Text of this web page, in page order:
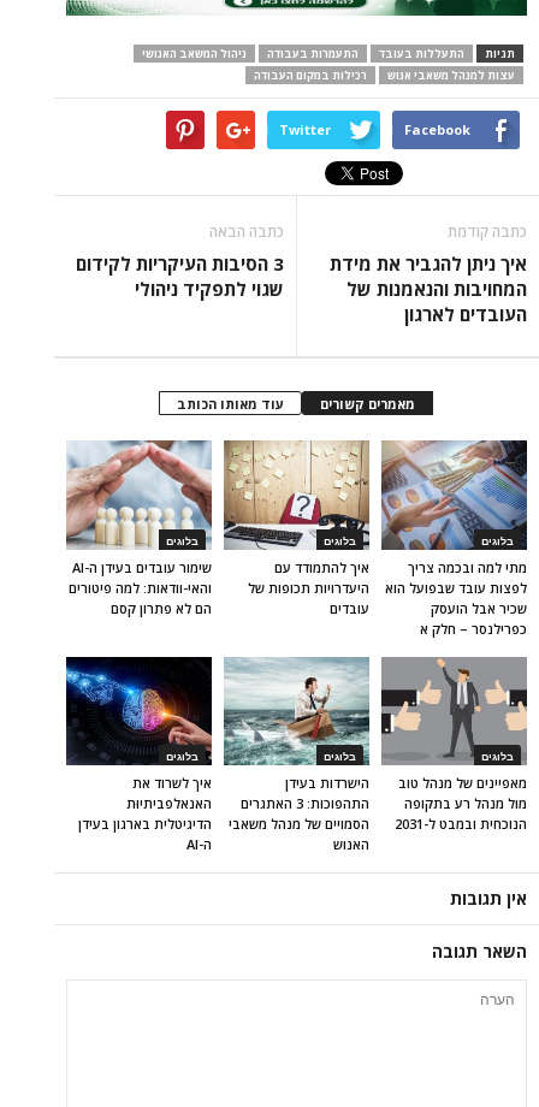
תגיות התעללות בעובד התעמרות בעבודה
ניהול המשאב האנושי
עצות למנהל משאבי אנוש
רכילות במקום העבודה
Facebook
Twitter
כתבה קודמת
איך ניתן להגביר את מידת
המחויבות והנאמנות של
העובדים לארגון
כתבה הבאה
3 הסיבות העיקריות לקידום
שגוי לתפקיד ניהולי
מאמרים קשורים עוד מאותו הכותב
בלוגים
שימור עובדים בעידן ה-AI
והאי-וודאות: למה פיטורים
הם לא פתרון קסם
בלוגים
איך להתמודד עם
היעדרויות תכופות של
עובדים
בלוגים
מתי למה ובכמה צריך
לפצות עובד שבפועל הוא
שכיר אבל הועסק
כפרילנסר – חלק א
בלוגים
איך לשרוד את
האנאלפביתיוּת
הדיגיטלית בארגון בעידן
ה-AI
בלוגים
הישרדות בעידן
התהפוכות: 3 האתגרים
הסמויים של מנהל משאבי
האנוש
בלוגים
מאפיינים של מנהל טוב
מול מנהל רע בתקופה
הנוכחית ובמבט ל-2031
אין תגובות
השאר תגובה